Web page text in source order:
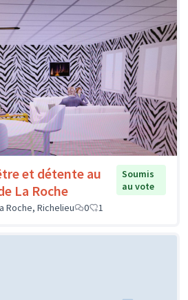
et détente au
La Roche
Soumis
au vote
Roche, Richelieu
0 1